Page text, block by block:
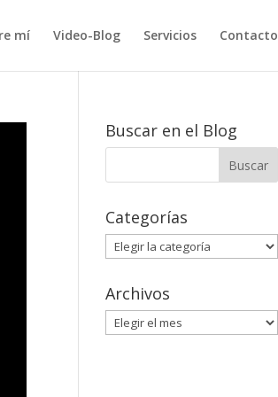
mí Video-Blog Servicios Contacto
Buscar en el Blog
Categorías
Categorías
Archivos
Archivos